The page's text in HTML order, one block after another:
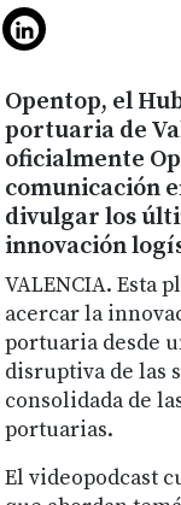
Opentop, el
portuaria de
oficialmente
comunicación
divulgar los
innovación
VALENCIA. Esta
acercar la
portuaria desde
disruptiva de las
consolidada de
portuarias.
El videopodcast